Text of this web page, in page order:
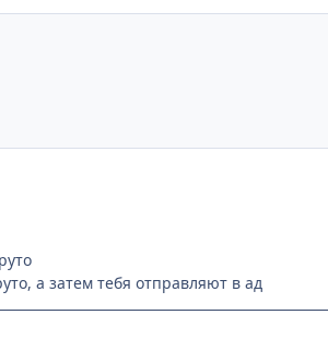
а затем тебя отправляют в ад